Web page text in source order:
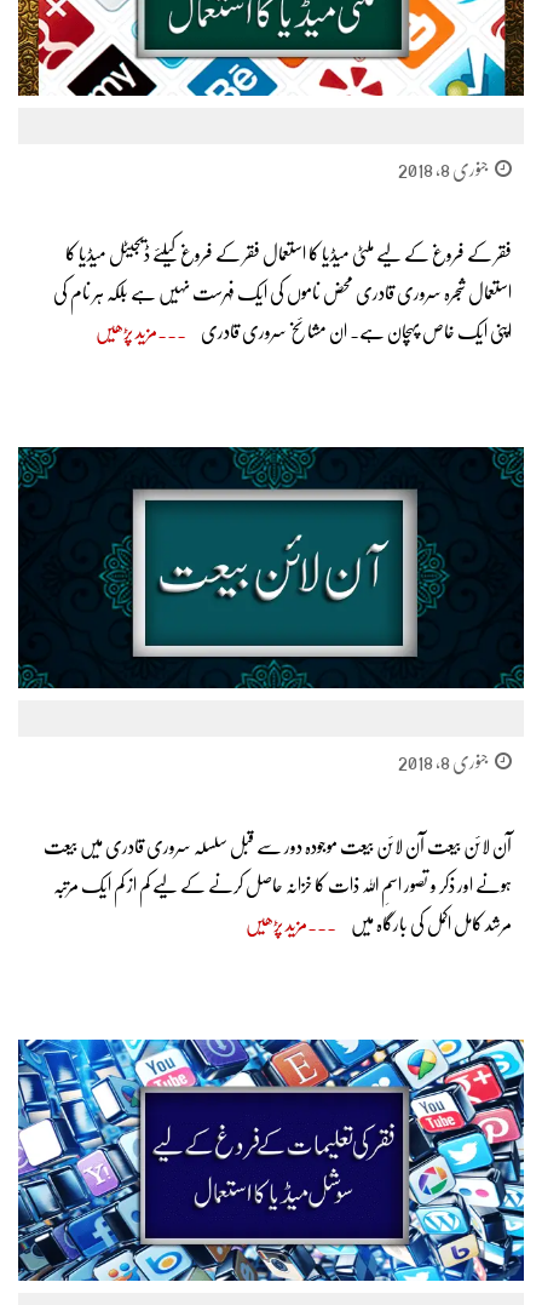
جنوری 8, 2018
فقر کے فروغ کے لیے ملٹی میڈیا کا استعمال فقر کے فروغ کیلئے ڈیجیٹل میڈیا کا
استعمال شجرہ سروری قادری محض ناموں کی ایک فہرست نہیں ہے بلکہ ہر نام کی
اپنی ایک خاص پہچان ہے۔ ان مشائخ سروری قادری مزید پڑھیں
جنوری 8, 2018
آن لائن بیعت آن لائن بیعت موجودہ دور سے قبل سلسلہ سروری قادری میں بیعت
ہونے اور ذکر و تصور اسمِ اللہ ذات کا خزانہ حاصل کرنے کے لیے کم از کم ایک مرتبہ
مرشد کامل اکمل کی بارگاہ میں مزید پڑھیں